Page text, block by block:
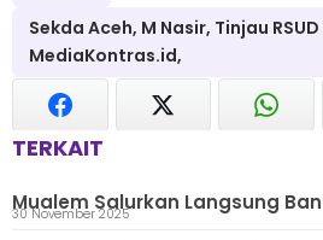
Sekda Aceh, M Nasir, Tinjau
MediaKontras.id,
TERKAIT
Mualem Salurkan Langsung
30 November 2025